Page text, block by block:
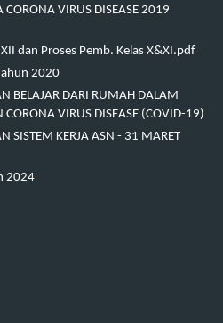
VIRUS DISEASE 2019
dan Proses Pemb. Kelas X&XI.pdf
2020
BELAJAR DARI RUMAH DALAM
CORONA VIRUS DISEASE (COVID-19)
SISTEM KERJA ASN - 31 MARET
2024